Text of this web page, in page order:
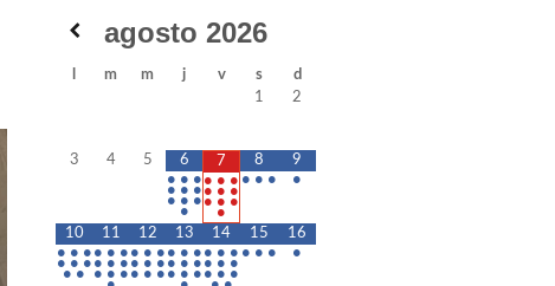
agosto 2026
m m j v s
d
1
2
3 4 5
6
• • •
• • •
• • •
•
7
• • •
• • •
• • •
•
8
• • •
9
•
10
• • •
• • •
• •
11
• • •
• • •
• • •
12
• • •
• • •
• • •
13
• • •
• • •
• • •
14
• • •
• • •
• • •
15
• • •
16
•